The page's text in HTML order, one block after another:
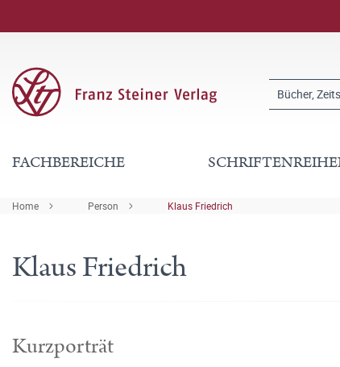
FACHBEREICHE
Home Person Klaus Friedrich
Klaus Friedrich
Kurzporträt